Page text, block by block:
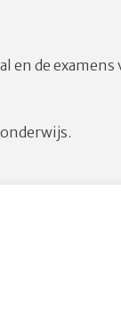
en de examens